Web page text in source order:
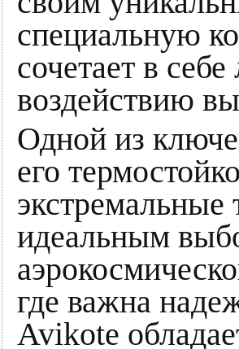
специальную
сочетает в
воздействию
Одной из
его
экстремальные
идеальным
где важна
Avikote